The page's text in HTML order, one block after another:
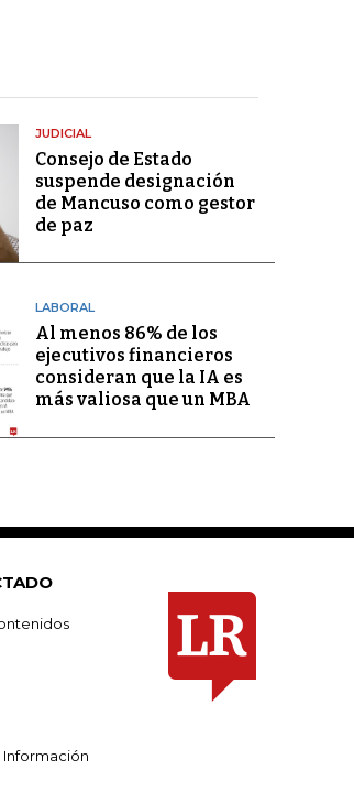
JUDICIAL
Consejo de Estado
suspende designación
de Mancuso como gestor
de paz
LABORAL
Al menos 86% de los
ejecutivos financieros
consideran que la IA es
más valiosa que un MBA